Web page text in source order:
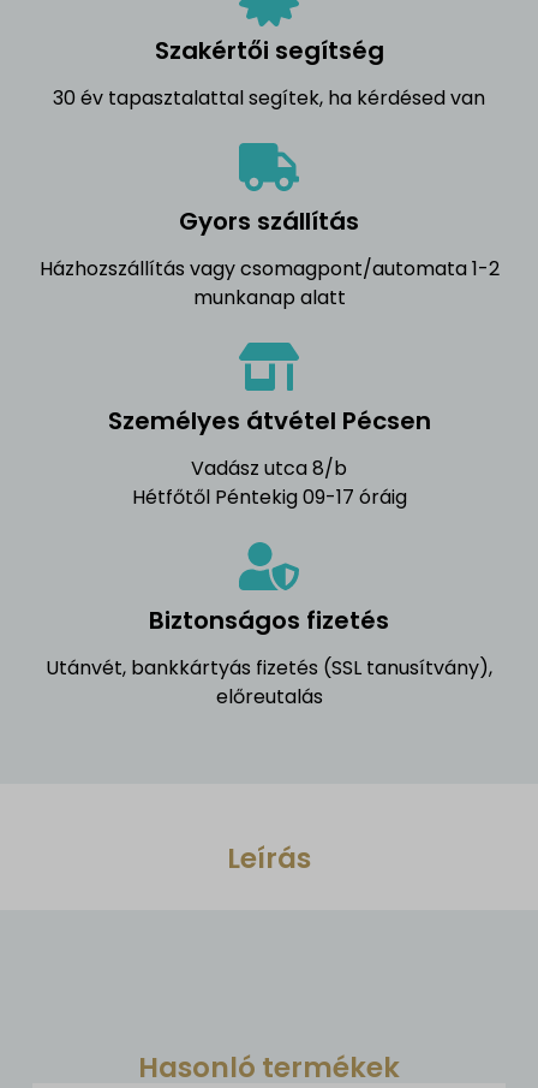
Szakértői segítség
30 év tapasztalattal segítek, ha kérdésed van
Gyors szállítás
Házhozszállítás vagy csomagpont/automata 1-2
munkanap alatt
Személyes átvétel Pécsen
Vadász utca 8/b
Hétfőtől Péntekig 09-17 óráig
Biztonságos fizetés
Utánvét, bankkártyás fizetés (SSL tanusítvány),
előreutalás
Leírás
Hasonló termékek